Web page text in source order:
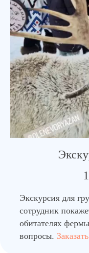
Экскурсия для
сотрудник
обитателях
вопросы. Заказать